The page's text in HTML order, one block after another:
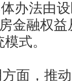
办法由
金融权
式。
面，推